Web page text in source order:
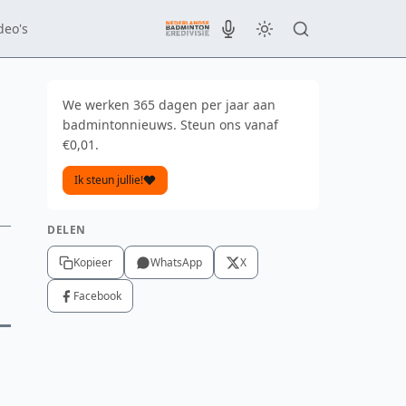
We werken 365 dagen per jaar aan
badmintonnieuws. Steun ons vanaf
€0,01.
Ik steun jullie!
DELEN
Kopieer WhatsApp X
Facebook